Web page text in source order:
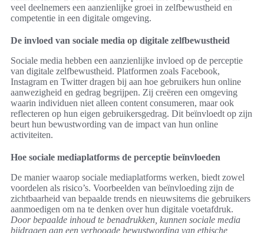
veel deelnemers een aanzienlijke groei in zelfbewustheid en
competentie in een digitale omgeving.
De invloed van sociale media op digitale zelfbewustheid
Sociale media hebben een aanzienlijke invloed op de perceptie
van digitale zelfbewustheid. Platformen zoals Facebook,
Instagram en Twitter dragen bij aan hoe gebruikers hun online
aanwezigheid en gedrag begrijpen. Zij creëren een omgeving
waarin individuen niet alleen content consumeren, maar ook
reflecteren op hun eigen gebruikersgedrag. Dit beïnvloedt op zijn
beurt hun bewustwording van de impact van hun online
activiteiten.
Hoe sociale mediaplatforms de perceptie beïnvloeden
De manier waarop sociale mediaplatforms werken, biedt zowel
voordelen als risico’s. Voorbeelden van beïnvloeding zijn de
zichtbaarheid van bepaalde trends en nieuwsitems die gebruikers
aanmoedigen om na te denken over hun digitale voetafdruk.
Door bepaalde inhoud te benadrukken, kunnen sociale media
bijdragen aan een verhoogde bewustwording van ethische